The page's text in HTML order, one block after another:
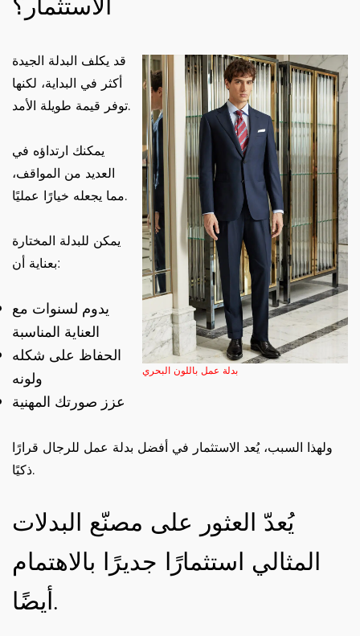
بدلة عمل باللون البحري
قد يكلف البدلة الجيدة
أكثر في البداية، لكنها
توفر قيمة طويلة الأمد.
يمكنك ارتداؤه في
العديد من المواقف،
مما يجعله خيارًا عمليًا.
يمكن للبدلة المختارة
بعناية أن:
يدوم لسنوات مع
العناية المناسبة
الحفاظ على شكله
ولونه
عزز صورتك المهنية
ولهذا السبب، يُعد الاستثمار في أفضل بدلة عمل للرجال قرارًا
ذكيًا.
يُعدّ العثور على مصنّع البدلات
المثالي استثمارًا جديرًا بالاهتمام
أيضًا.